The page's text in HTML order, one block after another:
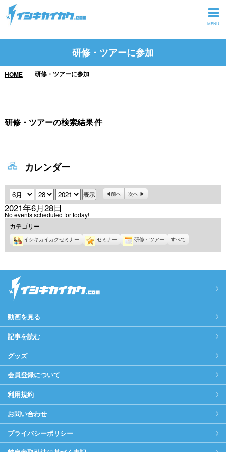
トップページ
研修・ツアーに参加
研修・ツアーに参加
HOME 研修・ツアーに参加
研修・ツアーの検索結果件
カレンダー
月 日 年 前へ 次へ
2021年6月28日
No events scheduled for today!
カテゴリー
イシキカイカクセミナー セミナー 研修・ツアー すべて
動画を見る
記事を読む
グッズ
会員登録について
利用規約
お問い合わせ
プライバシーポリシー